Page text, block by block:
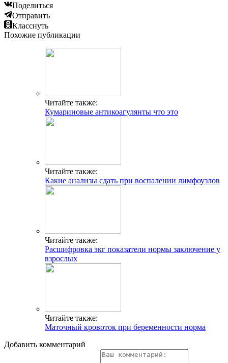
Поделиться
Отправить
Класснуть
Похожие публикации
Читайте также:
Кумариновые антикоагулянты что это
Читайте также:
Какие анализы сдать при воспалении лимфоузлов
Читайте также:
Расшифровка экг показатели нормы заключение у
взрослых
Читайте также:
Маточный кровоток при беременности норма
Добавить комментарий